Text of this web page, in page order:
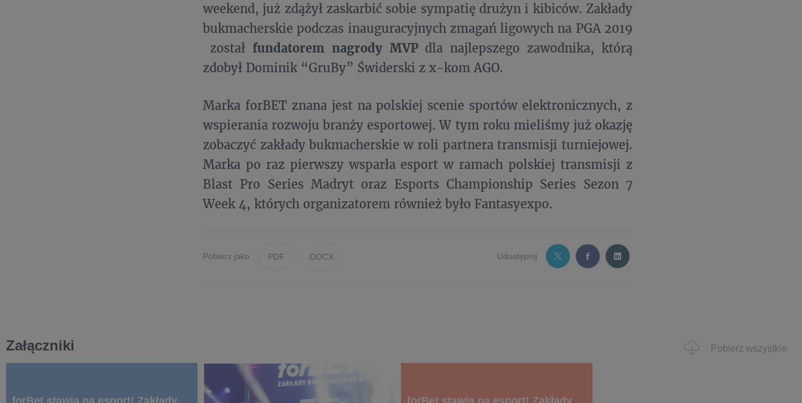
weekend, już zdążył zaskarbić sobie sympatię drużyn i kibiców. Zakłady
bukmacherskie podczas inauguracyjnych zmagań ligowych na PGA 2019
został fundatorem nagrody MVPdla najlepszego zawodnika, którą
zdobył Dominik “GruBy” Świderski z x-kom AGO.
Marka forBET znana jest na polskiej scenie sportów elektronicznych, z
wspierania rozwoju branży esportowej. W tym roku mieliśmy już okazję
zobaczyć zakłady bukmacherskie w roli partnera transmisji turniejowej.
Marka po raz pierwszy wsparła esport w ramach polskiej transmisji z
Blast Pro Series Madryt oraz Esports Championship Series Sezon 7
Week 4, których organizatorem również było Fantasyexpo.
Pobierz jako PDF DOCX Udostępnij
Załączniki Pobierz wszystkie
forBet stawia na esport! Zakłady forBet stawia na esport! Zakłady